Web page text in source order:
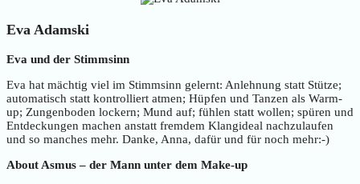
Eva Adamski
Eva und der Stimmsinn
Eva hat mächtig viel im Stimmsinn gelernt: Anlehnung statt Stütze;
automatisch statt kontrolliert atmen; Hüpfen und Tanzen als Warm-
up; Zungenboden lockern; Mund auf; fühlen statt wollen; spüren und
Entdeckungen machen anstatt fremdem Klangideal nachzulaufen
und so manches mehr. Danke, Anna, dafür und für noch mehr:-)
About Asmus – der Mann unter dem Make-up